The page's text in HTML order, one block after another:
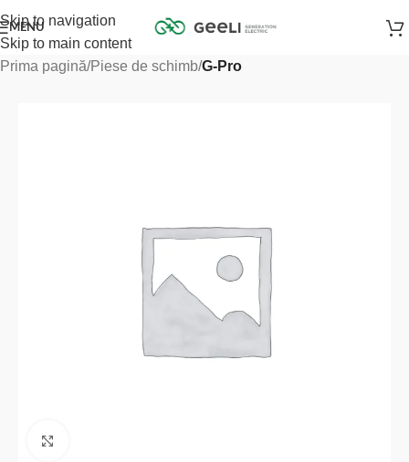
Skip to navigation
Skip to main content
MENU
Prima pagină Piese de schimb G-Pro